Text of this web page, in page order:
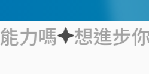
想進步你的英文